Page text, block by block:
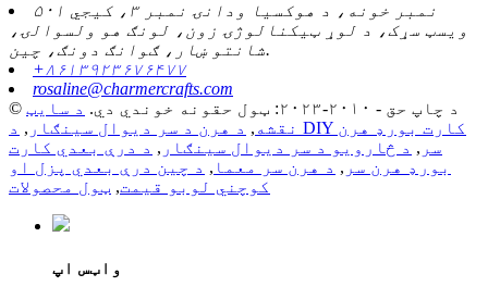
۵۰۱ نمبر خونه، د هوکسیا ودانۍ نمبر ۳، کیجي
ویسټ سړک، د لوړ ټیکنالوژۍ زون، لونګ هو ولسوالۍ،
شانتو ښار، ګوانګ دونګ، چین.
+۸۶۱۳۹۲۳۶۷۶۴۷۷
rosaline@charmercrafts.com
© د چاپ حق - ۲۰۱۰-۲۰۲۳: ټول حقونه خوندي دي.
د سایټ
نقشه , د هرن د سر دیوال سينګار , د DIY کارت بورډ هرن
سر , د څارویو د سر دیوال سينګار , د درې بعدي کارت
بورډ هرن سر , د هرن سر معما , د چین درې بعدي پزل او
کوچني لوبو قیمت, ټول محصولات
واټس اپ